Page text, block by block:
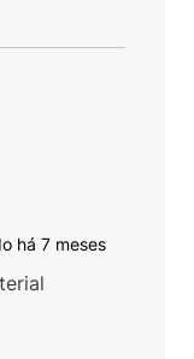
há 7 meses